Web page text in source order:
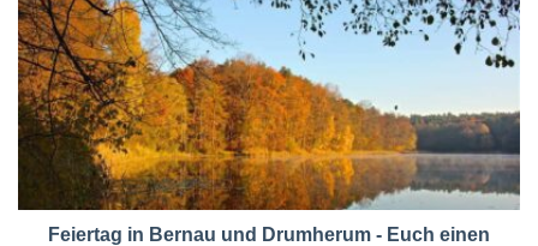
Feiertag in Bernau und Drumherum - Euch einen